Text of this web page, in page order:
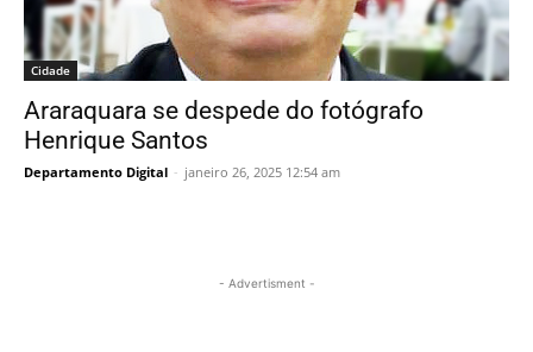
Cidade
Araraquara se despede do fotógrafo
Henrique Santos
Departamento Digital - janeiro 26, 2025 12:54 am
- Advertisment -